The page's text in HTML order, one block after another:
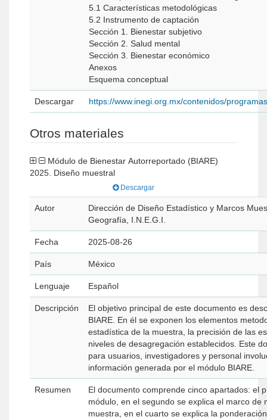
5.1 Características metodológicas
5.2 Instrumento de captación
Sección 1. Bienestar subjetivo
Sección 2. Salud mental
Sección 3. Bienestar económico
Anexos
Esquema conceptual
Descargar https://www.inegi.org.mx/contenidos/
Otros materiales
2025. Diseño muestral
Descargar
Autor
Dirección de Diseño Estadístico y Marcos
Geografía, I.N.E.G.I.
Fecha 2025-08-26
País México
Lenguaje Español
Descripción
El objetivo principal de este documento es
BIARE. En él se exponen los elementos
estadística de la muestra, la precisión de las
niveles de desagregación establecidos. Este
para usuarios, investigadores y personal
información generada por el módulo BIARE.
Resumen
El documento comprende cinco apartados: el
módulo, en el segundo se explica el marco
muestra, en el cuarto se explica la